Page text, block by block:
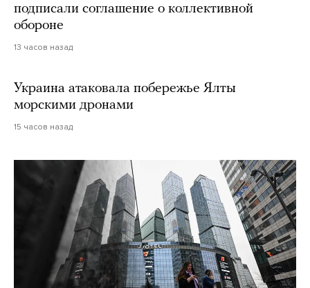
подписали соглашение о коллективной
обороне
13 часов назад
Украина атаковала побережье Ялты
морскими дронами
15 часов назад